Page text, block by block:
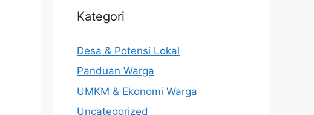
Kategori
Desa & Potensi Lokal
Panduan Warga
UMKM & Ekonomi Warga
Uncategorized